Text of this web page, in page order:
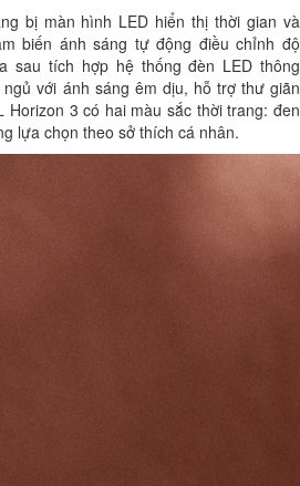
bị màn hình LED hiển thị thời gian và
biến ánh sáng tự động điều chỉnh độ
sau tích hợp hệ thống đèn LED thông
với ánh sáng êm dịu, hỗ trợ thư giãn
Horizon 3 có hai màu sắc thời trang: đen
lựa chọn theo sở thích cá nhân.